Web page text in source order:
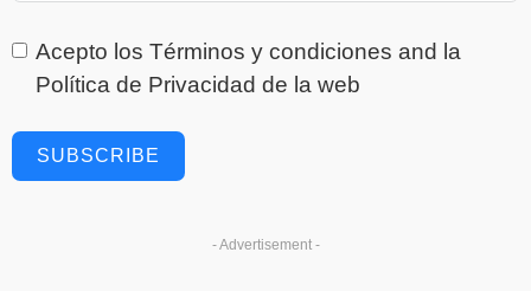
Acepto los Términos y condiciones and la
Política de Privacidad de la web
SUBSCRIBE
- Advertisement -